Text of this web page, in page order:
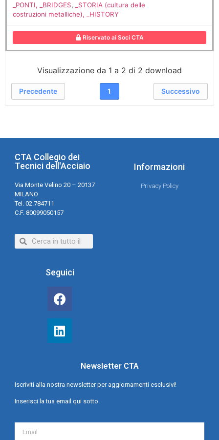
_PONTI, _BRIDGES,
_STORIA (cultura delle
costruzioni metalliche), _HISTORY
Riservato ai Soci CTA
Visualizzazione da 1 a 2 di 2 download
Precedente 1 Successivo
CTA Collegio dei
Tecnici dell'Acciaio
Via Monte Velino 20 – 20137
MILANO
Tel. 02.784711
C.F. 80099050157
Informazioni
Privacy Policy
Seguici
Newsletter CTA
Iscriviti alla nostra newsletter per aggiornamenti esclusivi!
Inserisci la tua email qui sotto.